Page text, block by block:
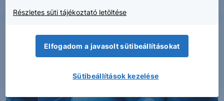
Részletes süti tájékoztató letöltése
Elfogadom a javasolt sütibeállításokat
Sütibeállítások kezelése